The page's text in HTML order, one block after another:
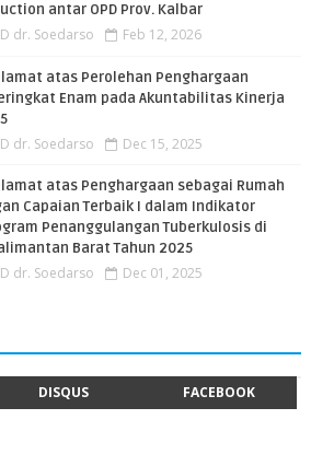
antar OPD Prov. Kalbar
dr. Soedarso Feb 12, 2026
atas Perolehan Penghargaan
Enam pada Akuntabilitas Kinerja
dr. Soedarso Dec 15, 2025
atas Penghargaan sebagai Rumah
Capaian Terbaik I dalam Indikator
Penanggulangan Tuberkulosis di
Barat Tahun 2025
dr. Soedarso Dec 01, 2025
DISQUS FACEBOOK